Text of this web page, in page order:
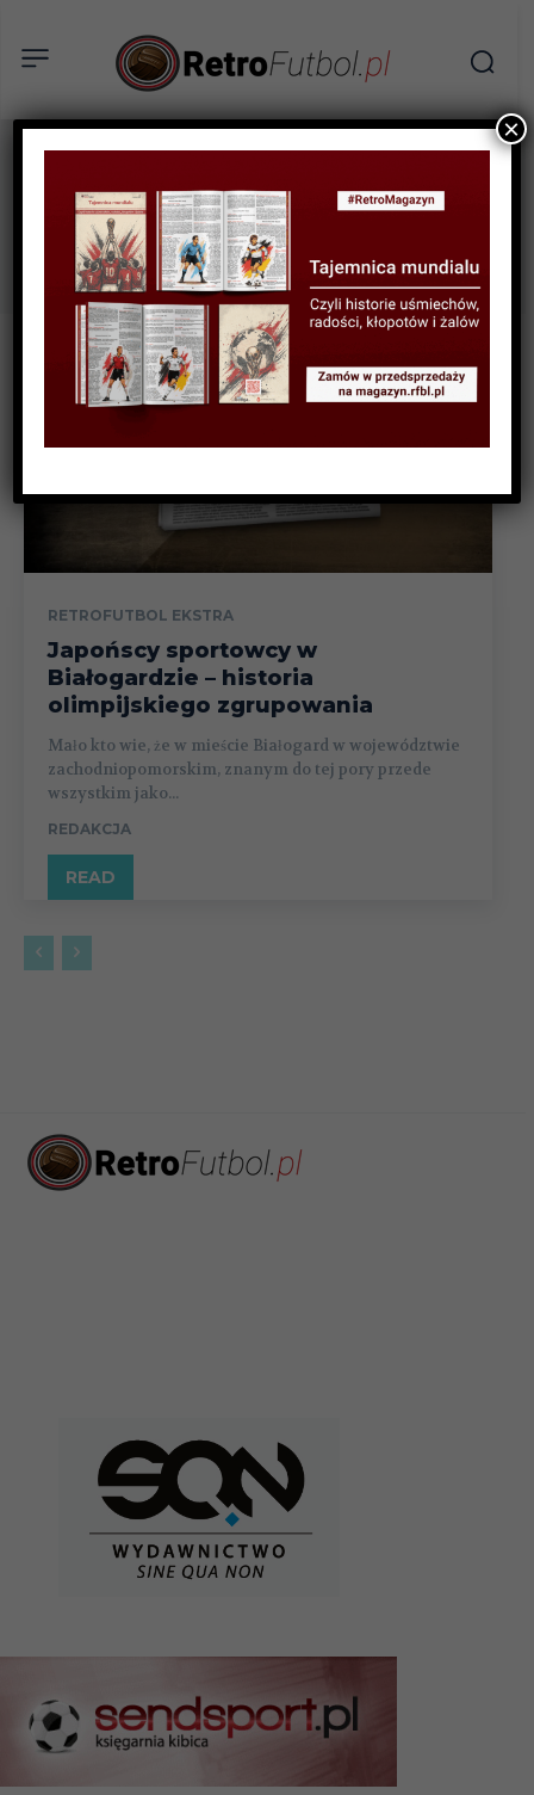
Tag: olimpiada
RETROFUTBOL EKSTRA
Japońscy sportowcy w
Białogardzie – historia
olimpijskiego zgrupowania
Mało kto wie, że w mieście Białogard w województwie
zachodniopomorskim, znanym do tej pory przede
wszystkim jako...
REDAKCJA
READ
×